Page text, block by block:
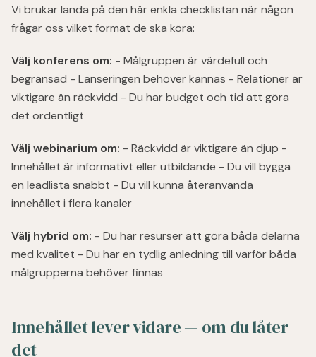
Vi brukar landa på den här enkla checklistan när någon
frågar oss vilket format de ska köra:
Välj konferens om: - Målgruppen är värdefull och
begränsad - Lanseringen behöver kännas - Relationer är
viktigare än räckvidd - Du har budget och tid att göra
det ordentligt
Välj webinarium om: - Räckvidd är viktigare än djup -
Innehållet är informativt eller utbildande - Du vill bygga
en leadlista snabbt - Du vill kunna återanvända
innehållet i flera kanaler
Välj hybrid om: - Du har resurser att göra båda delarna
med kvalitet - Du har en tydlig anledning till varför båda
målgrupperna behöver finnas
Innehållet lever vidare — om du låter
det